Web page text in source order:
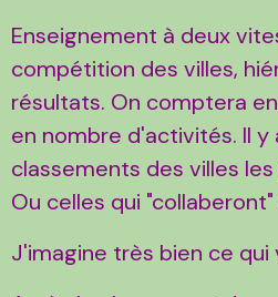
Enseignement à deux
compétition des villes,
résultats. On comptera
en nombre d'activités. Il y
classements des villes
Ou celles qui
J'imagine très bien ce qui